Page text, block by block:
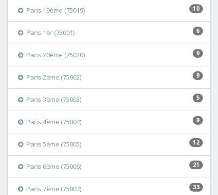
10
Paris 19ème (75019)
6
Paris 1er (75001)
9
Paris 20ème (75020)
9
Paris 2ème (75002)
5
Paris 3ème (75003)
9
Paris 4ème (75004)
12
Paris 5ème (75005)
21
Paris 6ème (75006)
33
Paris 7ème (75007)